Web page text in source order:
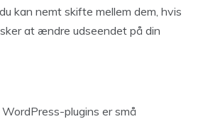
kan nemt skifte mellem dem, hvis
at ændre udseendet på din
plugins er små